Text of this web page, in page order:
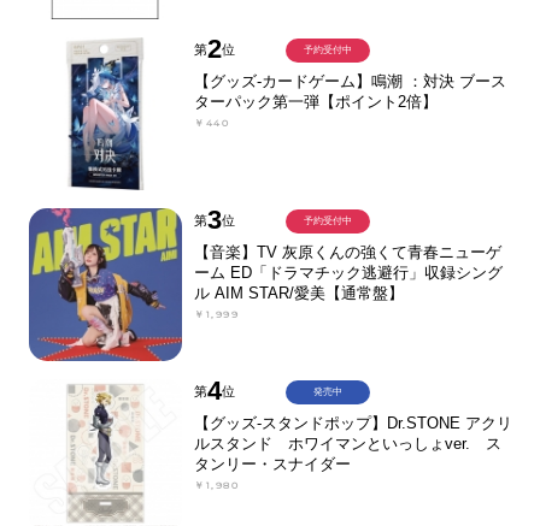
第2位
【グッズ-カードゲーム】鳴潮 ：対決 ブース
ターパック第一弾【ポイント2倍】
￥440
予約受付中
第3位
【音楽】TV 灰原くんの強くて青春ニューゲ
ーム ED「ドラマチック逃避行」収録シング
ル AIM STAR/愛美【通常盤】
￥1,999
予約受付中
第4位
【グッズ-スタンドポップ】Dr.STONE アクリ
ルスタンド ホワイマンといっしょver. ス
タンリー・スナイダー
￥1,980
発売中